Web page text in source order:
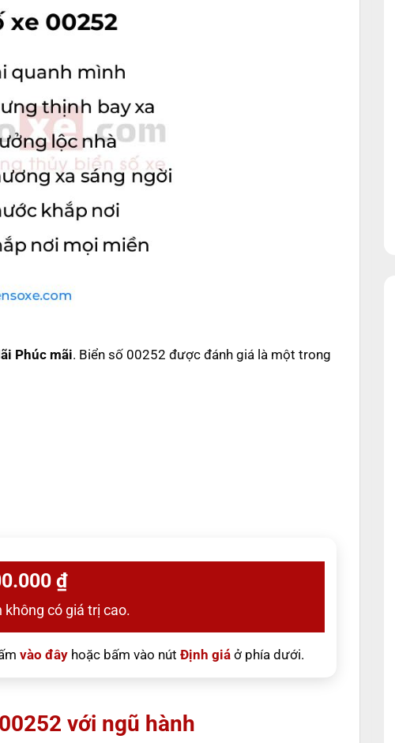
Phúc mãi. Biển số 00252 được đánh giá là một trong
₫
không có giá trị cao.
vào đâyhoặc bấm vào nút Định giáở phía dưới.
với ngũ hành